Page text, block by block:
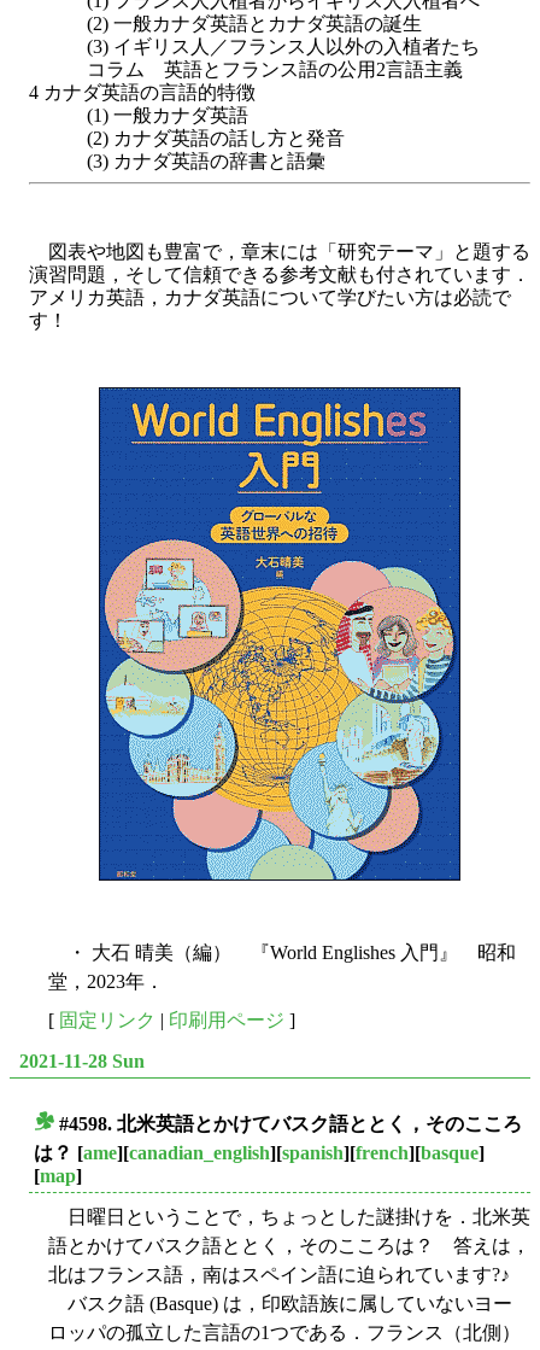
(2) 一般カナダ英語とカナダ英語の誕生
(3) イギリス人／フランス人以外の入植者たち
コラム 英語とフランス語の公用2言語主義
4 カナダ英語の言語的特徴
(1) 一般カナダ英語
(2) カナダ英語の話し方と発音
(3) カナダ英語の辞書と語彙
図表や地図も豊富で，章末には「研究テーマ」と題する
演習問題，そして信頼できる参考文献も付されています．
アメリカ英語，カナダ英語について学びたい方は必読で
す！
・ 大石 晴美（編） 『World Englishes 入門』 昭和
堂，2023年．
[ 固定リンク | 印刷用ページ ]
2021-11-28 Sun
#4598. 北米英語とかけてバスク語ととく，そのこころ
は？ [ame][canadian_english][spanish][french][basque]
[map]
日曜日ということで，ちょっとした謎掛けを．北米英
語とかけてバスク語ととく，そのこころは？ 答えは，
北はフランス語，南はスペイン語に迫られています?♪
バスク語 (Basque) は，印欧語族に属していないヨー
ロッパの孤立した言語の1つである．フランス（北側）